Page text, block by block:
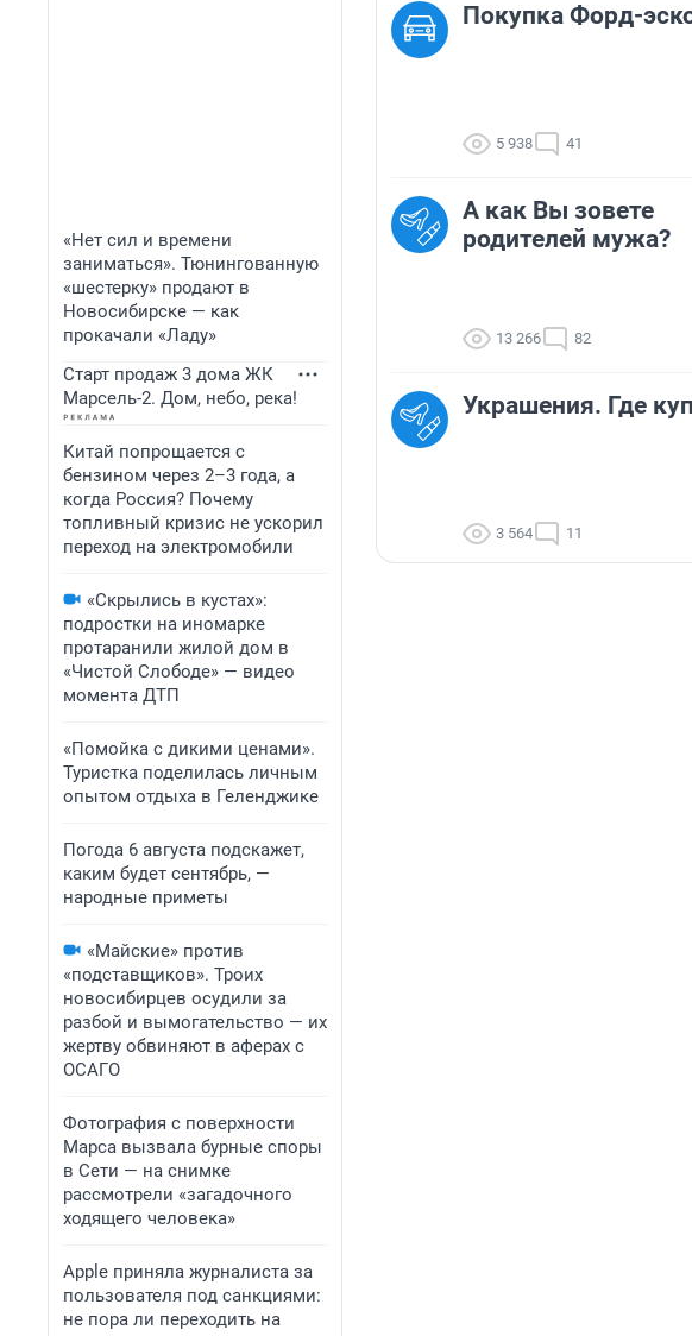
«Нет сил и времени
заниматься». Тюнингованную
«шестерку» продают в
Новосибирске — как
прокачали «Ладу»
Старт продаж 3 дома ЖК
Марсель-2. Дом, небо, река!
Китай попрощается с
бензином через 2–3 года, а
когда Россия? Почему
топливный кризис не ускорил
переход на электромобили
«Скрылись в кустах»:
подростки на иномарке
протаранили жилой дом в
«Чистой Слободе» — видео
момента ДТП
«Помойка с дикими ценами».
Туристка поделилась личным
опытом отдыха в Геленджике
Погода 6 августа подскажет,
каким будет сентябрь, —
народные приметы
«Майские» против
«подставщиков». Троих
новосибирцев осудили за
разбой и вымогательство — их
жертву обвиняют в аферах с
ОСАГО
Фотография с поверхности
Марса вызвала бурные споры
в Сети — на снимке
рассмотрели «загадочного
ходящего человека»
Apple приняла журналиста за
пользователя под санкциями:
не пора ли переходить на
Покупка Форд-
5 938 41
А как Вы зовете
родителей мужа?
13 266 82
Украшения. Где
3 564 11